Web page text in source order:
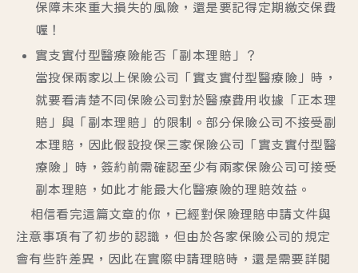
保障未來重大損失的風險，還是要記得定期繳交保費
喔！
實支實付型醫療險能否「副本理賠」？
當投保兩家以上保險公司「實支實付型醫療險」時，
就要看清楚不同保險公司對於醫療費用收據「正本理
賠」與「副本理賠」的限制。部分保險公司不接受副
本理賠，因此假設投保三家保險公司「實支實付型醫
療險」時，簽約前需確認至少有兩家保險公司可接受
副本理賠，如此才能最大化醫療險的理賠效益。
相信看完這篇文章的你，已經對保險理賠申請文件與
注意事項有了初步的認識，但由於各家保險公司的規定
會有些許差異，因此在實際申請理賠時，還是需要詳閱